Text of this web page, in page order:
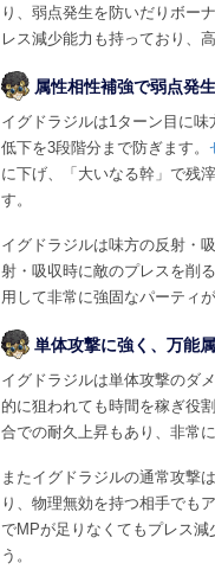
り、弱点発生を防いだりボー
レス減少能力も持っており、
属性相性補強で弱点発
イグドラジルは1ターン目に
低下を3段階分まで防ぎます。
に下げ、「大いなる幹」で残
す。
イグドラジルは味方の反射・
射・吸収時に敵のプレスを削
用して非常に強固なパーティが
単体攻撃に強く、万能
イグドラジルは単体攻撃のダ
的に狙われても時間を稼ぎ役
合での耐久上昇もあり、非常
またイグドラジルの通常攻撃
り、物理無効を持つ相手でも
でMPが足りなくてもプレス減
う。